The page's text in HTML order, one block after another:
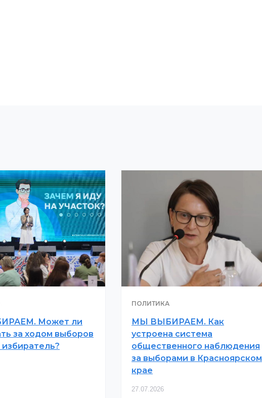
Может ли
за ходом выборов
ПОЛИТИКА
МЫ ВЫБИРАЕМ. Как
устроена система
общественного наблюдения
за выборами в Красноярском
крае
27.07.2026